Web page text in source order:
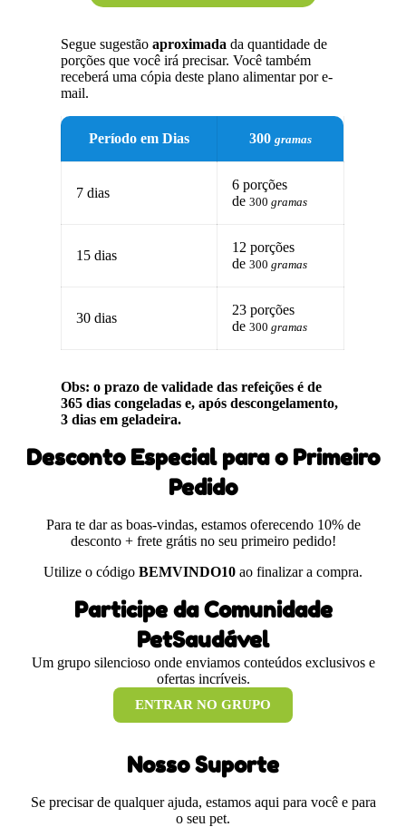
Segue sugestãoaproximada da quantidade de
porções que você irá precisar. Você também
receberá uma cópia deste plano alimentar por e-
mail.
Período em Dias 300gramas
7 dias
6 porções
de300gramas
15 dias
12 porções
de300gramas
30 dias
23 porções
de300gramas
Obs: o prazo de validade das refeições é de
365 dias congeladas e, após descongelamento,
3 dias em geladeira.
Desconto Especial para o Primeiro
Pedido
Para te dar as boas-vindas, estamos oferecendo 10% de
desconto + frete grátis no seu primeiro pedido!
Utilize o código BEMVINDO10 ao finalizar a compra.
Participe da Comunidade
PetSaudável
Um grupo silencioso onde enviamos conteúdos exclusivos e
ofertas incríveis.
ENTRAR NO GRUPO
Nosso Suporte
Se precisar de qualquer ajuda, estamos aqui para você e para
o seu pet.